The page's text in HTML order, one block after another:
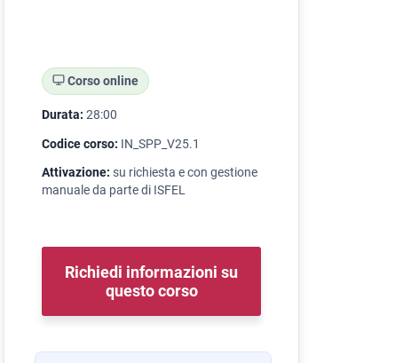
Corso online
Durata: 28:00
Codice corso: IN_SPP_V25.1
Attivazione: su richiesta e con gestione
manuale da parte di ISFEL
Richiedi informazioni su
questo corso